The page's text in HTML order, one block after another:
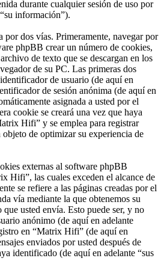
durante cualquier sesión de uso por
información”).
por dos vías. Primeramente, navegar por
phpBB crear un número de cookies,
de texto que se descargan en los
de su PC. Las primeras dos
de usuario (de aquí en
de sesión anónima (de aquí en
asignada a usted por el
cookie se creará una vez que haya
Hifi” y se emplea para registrar
de optimizar su experiencia de
externas al software phpBB
Hifi”, las cuales exceden el alcance de
se refiere a las páginas creadas por el
vía mediante la que obtenemos su
usted envía. Esto puede ser, y no
anónimo (de aquí en adelante
en “Matrix Hifi” (de aquí en
enviados por usted después de
identificado (de aquí en adelante “sus